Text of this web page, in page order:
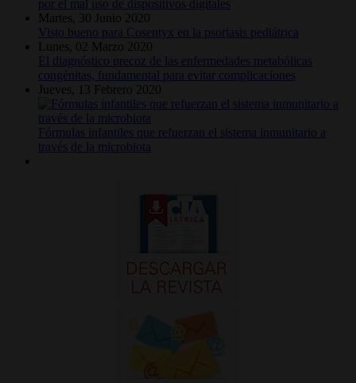
por el mal uso de dispositivos digitales
Martes, 30 Junio 2020
Visto bueno para Cosentyx en la psoriasis pediátrica
Lunes, 02 Marzo 2020
El diagnóstico precoz de las enfermedades metabólicas
congénitas, fundamental para evitar complicaciones
Jueves, 13 Febrero 2020
Fórmulas infantiles que refuerzan el sistema inmunitario a
través de la microbiota